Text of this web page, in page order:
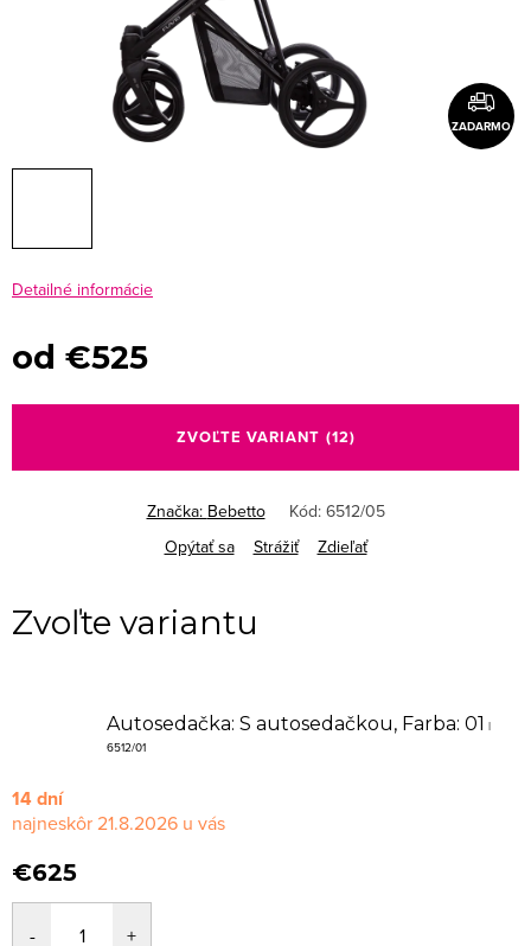
ZADARMO
Detailné informácie
od €525
cena:
ZVOĽTE VARIANT (12)
Značka: Bebetto Kód: 6512/05
Opýtať sa
Strážiť Zdieľať
Autosedačka: S autosedačkou, Farba: 01 |
6512/01
14 dní
21.8.2026
€625